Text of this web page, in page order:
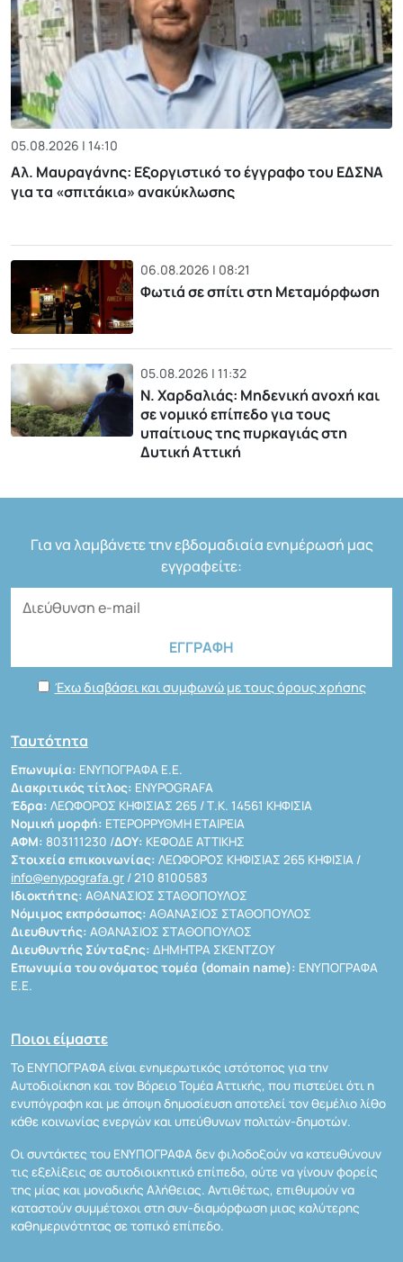
05.08.2026 | 14:10
Αλ. Μαυραγάνης: Εξοργιστικό το έγγραφο του ΕΔΣΝΑ
για τα «σπιτάκια» ανακύκλωσης
06.08.2026 | 08:21
Φωτιά σε σπίτι στη Μεταμόρφωση
05.08.2026 | 11:32
Ν. Χαρδαλιάς: Μηδενική ανοχή και
σε νομικό επίπεδο για τους
υπαίτιους της πυρκαγιάς στη
Δυτική Αττική
Για να λαμβάνετε την εβδομαδιαία ενημέρωσή μας
εγγραφείτε:
Έχω διαβάσει και συμφωνώ με τους όρους χρήσης
Ταυτότητα
Επωνυμία: ΕΝΥΠΟΓΡΑΦΑ Ε.Ε.
Διακριτικός τίτλος: ENYPOGRAFA
Έδρα: ΛΕΩΦΟΡΟΣ ΚΗΦΙΣΙΑΣ 265 / Τ.Κ. 14561 ΚΗΦΙΣΙΑ
Νομική μορφή: ΕΤΕΡΟΡΡΥΘΜΗ ΕΤΑΙΡΕΙΑ
ΑΦΜ: 803111230 /ΔΟΥ: ΚΕΦΟΔΕ ΑΤΤΙΚΗΣ
Στοιχεία επικοινωνίας: ΛΕΩΦΟΡΟΣ ΚΗΦΙΣΙΑΣ 265 ΚΗΦΙΣΙΑ /
info@enypografa.gr / 210 8100583
Ιδιοκτήτης: ΑΘΑΝΑΣΙΟΣ ΣΤΑΘΟΠΟΥΛΟΣ
Νόμιμος εκπρόσωπος: ΑΘΑΝΑΣΙΟΣ ΣΤΑΘΟΠΟΥΛΟΣ
Διευθυντής: ΑΘΑΝΑΣΙΟΣ ΣΤΑΘΟΠΟΥΛΟΣ
Διευθυντής Σύνταξης: ΔΗΜΗΤΡΑ ΣΚΕΝΤΖΟΥ
Επωνυμία του ονόματος τομέα (domain name): ΕΝΥΠΟΓΡΑΦΑ
Ε.Ε.
Ποιοι είμαστε
Το ΕΝΥΠΟΓΡΑΦΑ είναι ενημερωτικός ιστότοπος για την
Αυτοδιοίκηση και τον Βόρειο Τομέα Αττικής, που πιστεύει ότι η
ενυπόγραφη και με άποψη δημοσίευση αποτελεί τον θεμέλιο λίθο
κάθε κοινωνίας ενεργών και υπεύθυνων πολιτών-δημοτών.
Οι συντάκτες του ΕΝΥΠΟΓΡΑΦΑ δεν φιλοδοξούν να κατευθύνουν
τις εξελίξεις σε αυτοδιοικητικό επίπεδο, ούτε να γίνουν φορείς
της μίας και μοναδικής Αλήθειας. Αντιθέτως, επιθυμούν να
καταστούν συμμέτοχοι στη συν-διαμόρφωση μιας καλύτερης
καθημερινότητας σε τοπικό επίπεδο.